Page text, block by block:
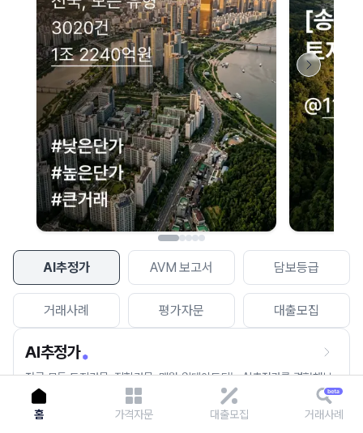
AI추정가 AVM 보고서 담보등급
거래사례 평가자문 대출모집
AI추정가
전국 모든 토지건물, 집합건물, 매월 업데이트되는 AI추정가를 경험해보
세요.
네이버 지도 연결 안내
현재 네이버 지도 연결이 원활하지 않아 지도를 불러올 수 없습니다.
이용에 불편을 드려 죄송합니다.
다시 시도
홈 가격자문 대출모집 거래사례